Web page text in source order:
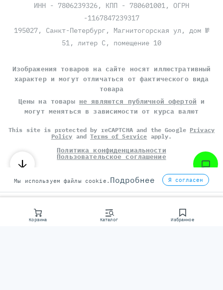
Корзина Каталог Избранное
ИНН - 7806239326, КПП - 780601001, ОГРН
-1167847239317
195027, Санкт-Петербург, Магнитогорская ул, дом №
51, литер С, помещение 10
Изображения товаров на сайте носят иллюстративный
характер и могут отличаться от фактического вида
товара
Цены на товары не являются публичной офертой и
могут меняться в зависимости от курса валют
This site is protected by reCAPTCHA and the Google Privacy
Policy andTerms of Service apply.
Политика конфиденциальности
Пользовательское соглашение
©СЕРВЕР МОЛЛ, 2014-2026
Мы используем файлы cookie. Подробнее Я согласен